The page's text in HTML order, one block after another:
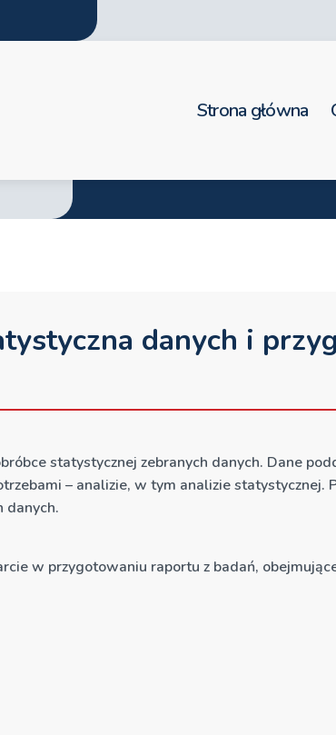
Strona główna
danych i
statystycznej zebranych danych. Dane
– analizie, w tym analizie statystycznej.
danych.
w przygotowaniu raportu z badań,